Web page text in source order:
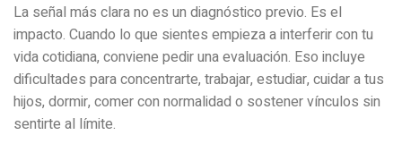
La señal más clara no es un diagnóstico previo. Es el
impacto. Cuando lo que sientes empieza a interferir con tu
vida cotidiana, conviene pedir una evaluación. Eso incluye
dificultades para concentrarte, trabajar, estudiar, cuidar a tus
hijos, dormir, comer con normalidad o sostener vínculos sin
sentirte al límite.